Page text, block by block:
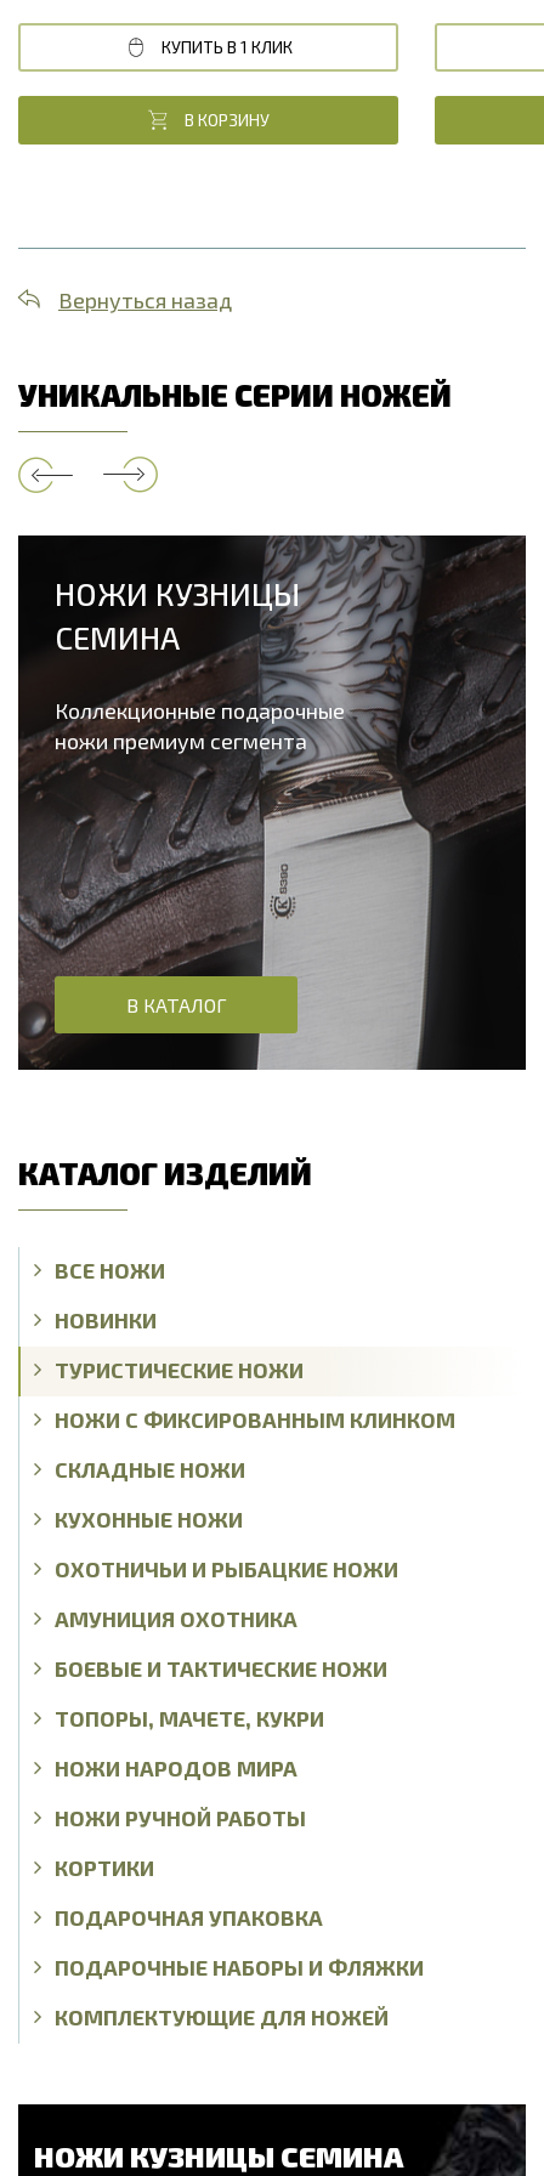
КУПИТЬ В 1 КЛИК
В КОРЗИНУ
Вернуться назад
УНИКАЛЬНЫЕ СЕРИИ НОЖЕЙ
НОЖИ КУЗНИЦЫ
СЕМИНА
Коллекционные подарочные
ножи премиум сегмента
В КАТАЛОГ
КАТАЛОГ ИЗДЕЛИЙ
ВСЕ НОЖИ
НОВИНКИ
ТУРИСТИЧЕСКИЕ НОЖИ
НОЖИ С ФИКСИРОВАННЫМ КЛИНКОМ
СКЛАДНЫЕ НОЖИ
КУХОННЫЕ НОЖИ
ОХОТНИЧЬИ И РЫБАЦКИЕ НОЖИ
АМУНИЦИЯ ОХОТНИКА
БОЕВЫЕ И ТАКТИЧЕСКИЕ НОЖИ
ТОПОРЫ, МАЧЕТЕ, КУКРИ
НОЖИ НАРОДОВ МИРА
НОЖИ РУЧНОЙ РАБОТЫ
КОРТИКИ
ПОДАРОЧНАЯ УПАКОВКА
ПОДАРОЧНЫЕ НАБОРЫ И ФЛЯЖКИ
КОМПЛЕКТУЮЩИЕ ДЛЯ НОЖЕЙ
НОЖИ КУЗНИЦЫ СЕМИНА